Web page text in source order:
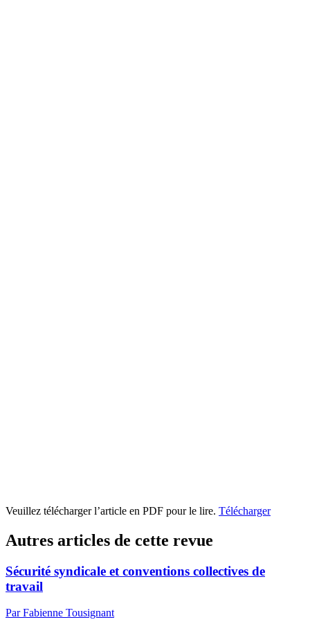
Veuillez télécharger l’article en PDF pour le lire. Télécharger
Autres articles de cette revue
Sécurité syndicale et conventions collectives de
travail
Par Fabienne Tousignant